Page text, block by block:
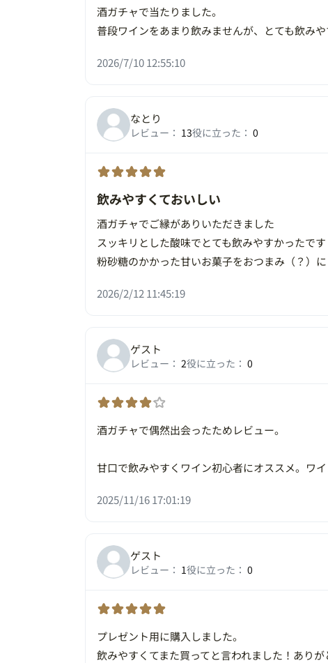
酒ガチャで当たりました。
普段ワインをあまり飲みませんが、とても飲み
2026/7/10 12:55:10
なとり
レビュー： 13役に立った： 0
飲みやすくておいしい
酒ガチャでご縁がありいただきました
スッキリとした酸味でとても飲みやすかったです
粉砂糖のかかった甘いお菓子をおつまみ（？）
2026/2/12 11:45:19
ゲスト
レビュー： 2役に立った： 0
酒ガチャで偶然出会ったためレビュー。
甘口で飲みやすくワイン初心者にオススメ。ワ
2025/11/16 17:01:19
ゲスト
レビュー： 1役に立った： 0
プレゼント用に購入しました。
飲みやすくてまた買ってと言われました！ありが